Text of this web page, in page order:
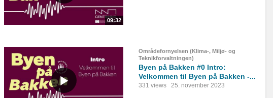
09:32
Områdefornyelsen (Klima-, Miljø- og
Teknikforvaltningen)
Byen på Bakken #0 Intro:
Velkommen til Byen på Bakken -...
331 views 25. november 2023